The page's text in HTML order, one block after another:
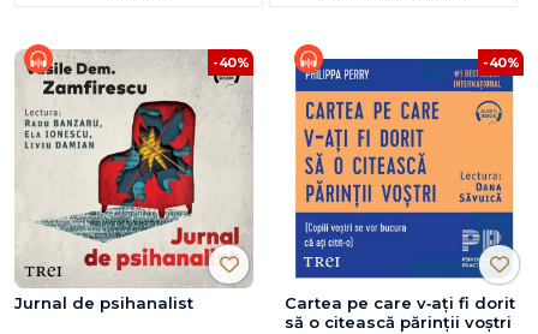
-40%
Jurnal de psihanalist
-40%
Cartea pe care v‑ați fi dorit
să o citească părinții voștri